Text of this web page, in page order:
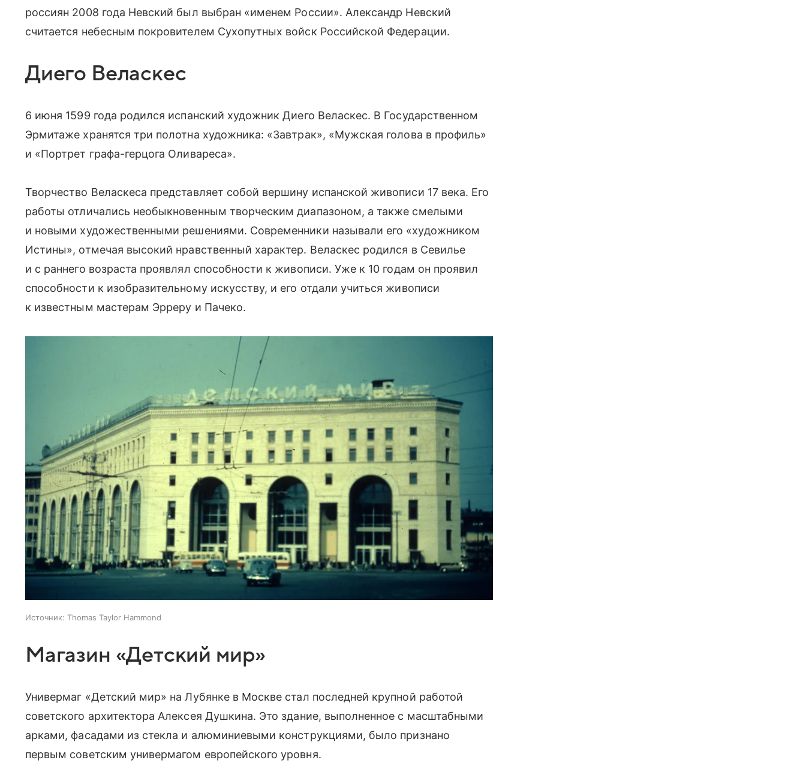
россиян 2008 года Невский был выбран «именем России». Александр Невский
считается небесным покровителем Сухопутных войск Российской Федерации.
Диего Веласкес
6 июня 1599 года родился испанский художник Диего Веласкес. В Государственном
Эрмитаже хранятся три полотна художника: «Завтрак», «Мужская голова в профиль»
и «Портрет графа-герцога Оливареса».
Творчество Веласкеса представляет собой вершину испанской живописи 17 века. Его
работы отличались необыкновенным творческим диапазоном, а также смелыми
и новыми художественными решениями. Современники называли его «художником
Истины», отмечая высокий нравственный характер. Веласкес родился в Севилье
и с раннего возраста проявлял способности к живописи. Уже к 10 годам он проявил
способности к изобразительному искусству, и его отдали учиться живописи
к известным мастерам Эрреру и Пачеко.
Источник: Thomas Taylor Hammond
Магазин «Детский мир»
Универмаг «Детский мир» на Лубянке в Москве стал последней крупной работой
советского архитектора Алексея Душкина. Это здание, выполненное с масштабными
арками, фасадами из стекла и алюминиевыми конструкциями, было признано
первым советским универмагом европейского уровня.